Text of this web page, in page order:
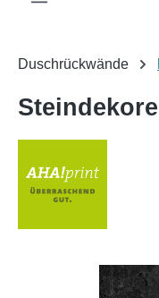
Duschrückwände
Steindekore